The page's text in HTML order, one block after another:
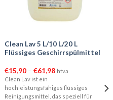
Clean Lav 5 L/10 L/20 L
Flüssiges Geschirrspülmittel
€15,90 – €61,98Preisspanne:
€61,98
htva
Clean Lav ist ein
hochleistungsfähiges flüssiges
Reinigungsmittel, das speziell für